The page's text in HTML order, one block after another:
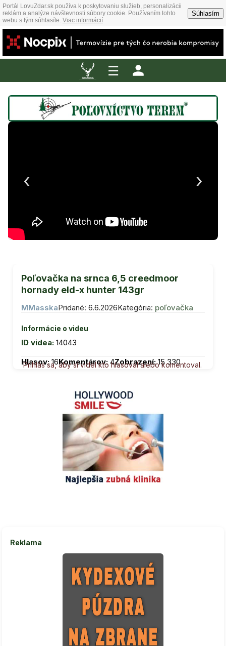
Portál LovuZdar.sk používa k poskytovaniu služieb, personalizácii
reklám a analýze návštevnosti súbory cookie. Používaním tohto
webu s tým súhlasíte. Viac informácií
Súhlasím
☰
‹ ›
Poľovačka na srnca 6,5 creedmoor
hornady eld-x hunter 143gr
MMasskaPridané: 6.6.2026Kategória: poľovačka
Informácie o videu
ID videa: 14043
Hlasov: 16Komentárov: 4Zobrazení:15 330
Prihlás sa, aby si videl kto hlasoval alebo komentoval.
Reklama